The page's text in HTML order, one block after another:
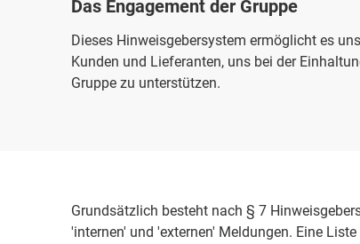
Das Engagement der Gruppe
Dieses Hinweisgebersystem ermöglicht es
Kunden und Lieferanten, uns bei der
Gruppe zu unterstützen.
Grundsätzlich besteht nach § 7
'internen' und 'externen' Meldungen. Eine